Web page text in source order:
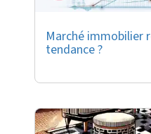
Marché immobilier
tendance ?